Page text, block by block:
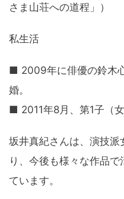
さま山荘への道程」）
私生活
■ 2009年に俳優の鈴木
婚。
■ 2011年8月、第1子（女
坂井真紀さんは、演技
り、今後も様々な作品
ています。